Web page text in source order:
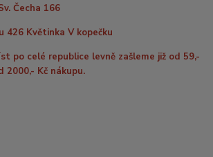
Čecha 166
426 Květinka V kopečku
po celé republice levně zašleme již od 59,-
2000,- Kč nákupu.